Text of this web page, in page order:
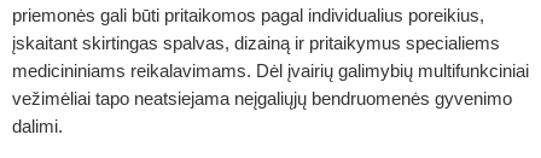
priemonės gali būti pritaikomos pagal individualius poreikius,
įskaitant skirtingas spalvas, dizainą ir pritaikymus specialiems
medicininiams reikalavimams. Dėl įvairių galimybių multifunkciniai
vežimėliai tapo neatsiejama neįgaliųjų bendruomenės gyvenimo
dalimi.